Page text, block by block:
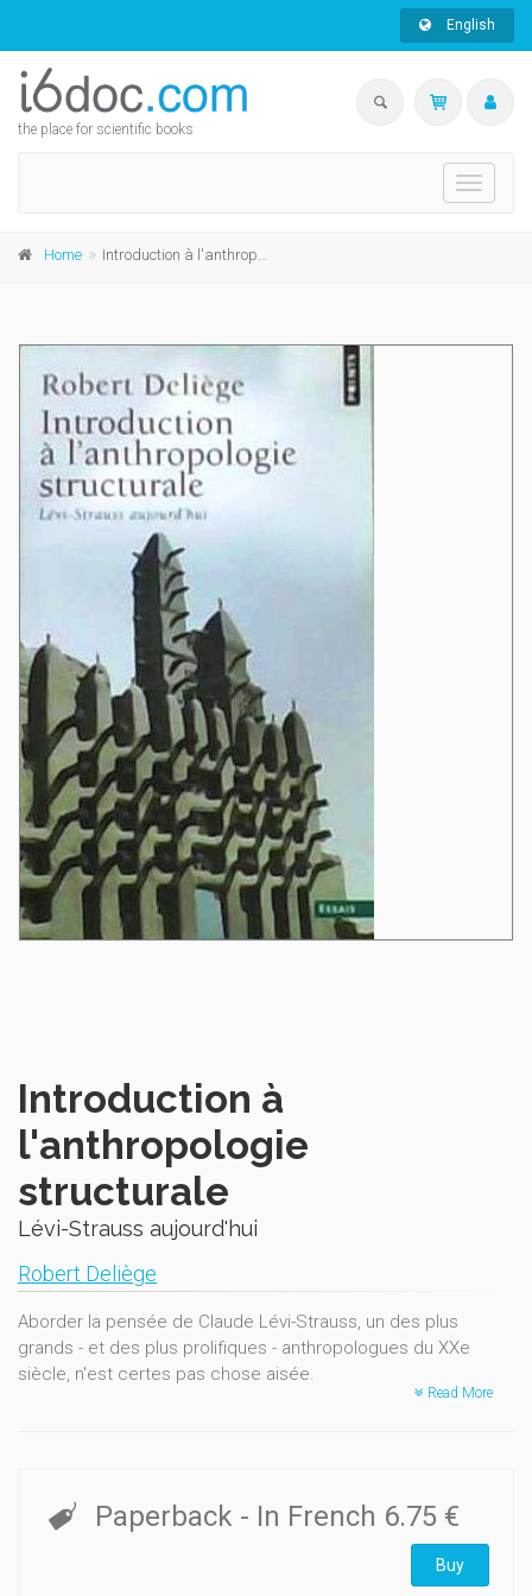
English
the place for scientific books
Toggle
Home Introduction à l'anthropologie structurale
Introduction à
l'anthropologie
structurale
Lévi-Strauss aujourd'hui
Robert Deliège
Aborder la pensée de Claude Lévi-Strauss, un des plus
grands - et des plus prolifiques - anthropologues du XXe
siècle, n'est certes pas chose aisée.
en revue les grands thèmes et les ouvrages principaux qui
ont marqué l'anthropologie structurale. Il développe ensuite
une approche critique d'une théorie élaborée voici plusieurs
décennies et qui invite aujourd'hui à un «regard éloigné».
Read More
Paperback - In French 6.75 €
Buy